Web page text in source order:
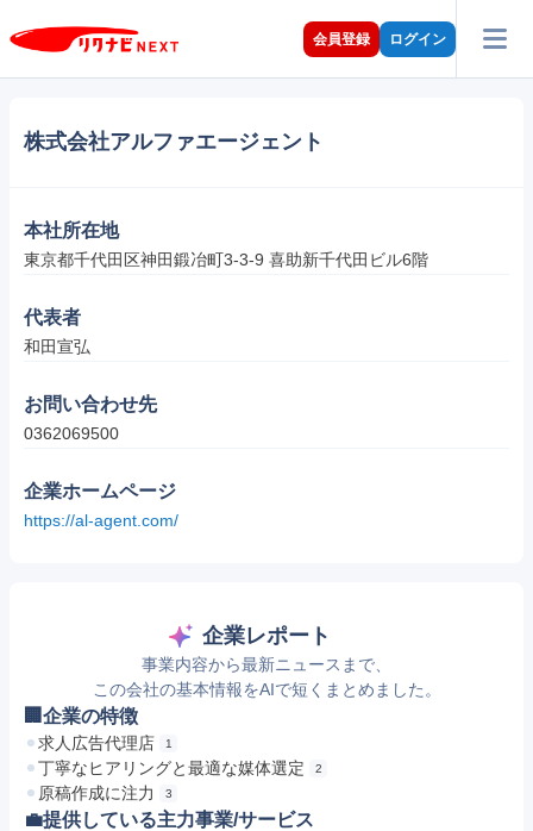
会員登録 ログイン
株式会社アルファエージェント
本社所在地
東京都千代田区神田鍛冶町3-3-9 喜助新千代田ビル6階
代表者
和田宣弘
お問い合わせ先
0362069500
企業ホームページ
https://al-agent.com/
企業レポート
事業内容から最新ニュースまで、
この会社の基本情報をAIで短くまとめました。
🏢企業の特徴
求人広告代理店 1
丁寧なヒアリングと最適な媒体選定 2
原稿作成に注力 3
💼提供している主力事業/サービス